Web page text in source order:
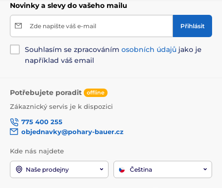
Novinky a slevy do vašeho mailu
Zde napište váš e-mail Přihlásit
Souhlasím se zpracováním osobních údajů jako je
například váš email
Potřebujete poradit offline
Zákaznický servis je k dispozici
775 400 255
objednavky@pohary-bauer.cz
Kde nás najdete
Naše prodejny Čeština